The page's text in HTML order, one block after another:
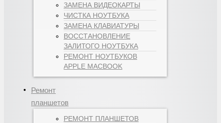
ЗАМЕНА ВИДЕОКАРТЫ
ЧИСТКА НОУТБУКА
ЗАМЕНА КЛАВИАТУРЫ
ВОССТАНОВЛЕНИЕ
ЗАЛИТОГО НОУТБУКА
РЕМОНТ НОУТБУКОВ
APPLE MACBOOK
Ремонт
планшетов
РЕМОНТ ПЛАНШЕТОВ